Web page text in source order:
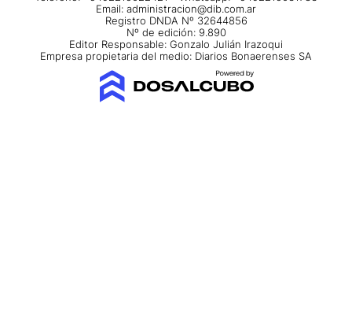
Email: administracion@dib.com.ar
Registro DNDA Nº 32644856
Nº de edición: 9.890
Editor Responsable: Gonzalo Julián Irazoqui
Empresa propietaria del medio: Diarios Bonaerenses SA